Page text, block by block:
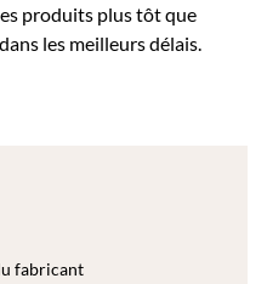
produits plus tôt que
les meilleurs délais.
fabricant